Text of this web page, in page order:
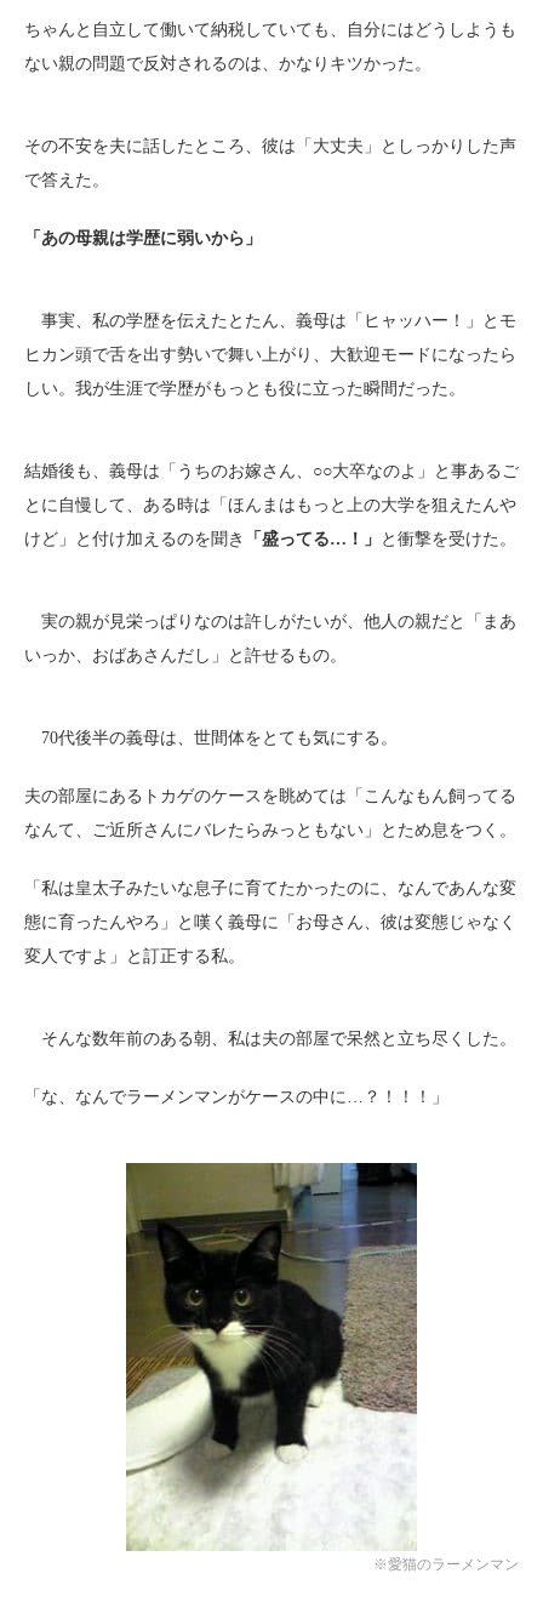
ちゃんと自立して働いて納税していても、自分にはどうしようも
ない親の問題で反対されるのは、かなりキツかった。
その不安を夫に話したところ、彼は「大丈夫」としっかりした声
で答えた。
「あの母親は学歴に弱いから」
事実、私の学歴を伝えたとたん、義母は「ヒャッハー！」とモ
ヒカン頭で舌を出す勢いで舞い上がり、大歓迎モードになったら
しい。我が生涯で学歴がもっとも役に立った瞬間だった。
結婚後も、義母は「うちのお嫁さん、○○大卒なのよ」と事あるご
とに自慢して、ある時は「ほんまはもっと上の大学を狙えたんや
けど」と付け加えるのを聞き
「盛ってる…！」 と衝撃を受けた。
実の親が見栄っぱりなのは許しがたいが、他人の親だと「まあ
いっか、おばあさんだし」と許せるもの。
70代後半の義母は、世間体をとても気にする。
夫の部屋にあるトカゲのケースを眺めては「こんなもん飼ってる
なんて、ご近所さんにバレたらみっともない」とため息をつく。
「私は皇太子みたいな息子に育てたかったのに、なんであんな変
態に育ったんやろ」と嘆く義母に「お母さん、彼は変態じゃなく
変人ですよ」と訂正する私。
そんな数年前のある朝、私は夫の部屋で呆然と立ち尽くした。
「な、なんでラーメンマンがケースの中に…？！！！」
※愛猫のラーメンマン